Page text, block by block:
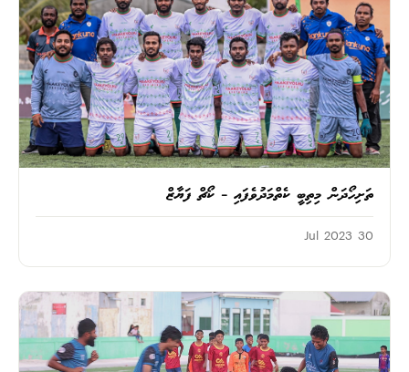
ތަށިހޯދަން މިތިބީ ކެތްމަދުވެފައި – ކޯޗް ފަޔާޒް
30 Jul 2023